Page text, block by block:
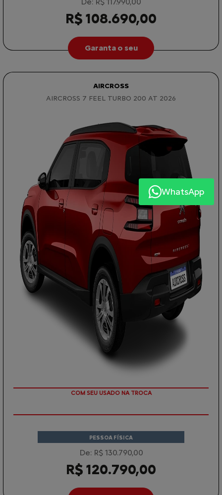
R$ 108.690,00
Garanta o seu
AIRCROSS
AIRCROSS 7 FEEL TURBO 200 AT 2026
TAXA ZERO
PESSOA FÍSICA
De: R$ 130.790,00
R$ 120.790,00
WhatsApp